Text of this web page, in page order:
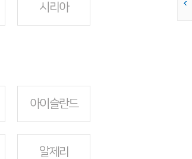
시리아
아이슬란드
알제리